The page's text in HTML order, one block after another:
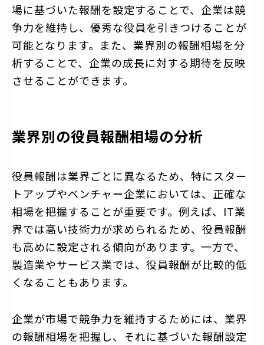
場に基づいた報酬を設定することで、企業は競
争力を維持し、優秀な役員を引きつけることが
可能となります。また、業界別の報酬相場を分
析することで、企業の成長に対する期待を反映
させることができます。
業界別の役員報酬相場の分析
役員報酬は業界ごとに異なるため、特にスター
トアップやベンチャー企業においては、正確な
相場を把握することが重要です。例えば、IT業
界では高い技術力が求められるため、役員報酬
も高めに設定される傾向があります。一方で、
製造業やサービス業では、役員報酬が比較的低
くなることもあります。
企業が市場で競争力を維持するためには、業界
の報酬相場を把握し、それに基づいた報酬設定